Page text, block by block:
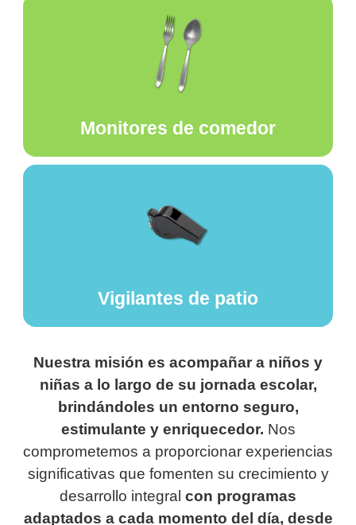
Monitores de comedor
Vigilantes de patio
Nuestra misión es acompañar a niños y
niñas a lo largo de su jornada escolar,
brindándoles un entorno seguro,
estimulante y enriquecedor. Nos
comprometemos a proporcionar experiencias
significativas que fomenten su crecimiento y
desarrollo integral con programas
adaptados a cada momento del día, desde